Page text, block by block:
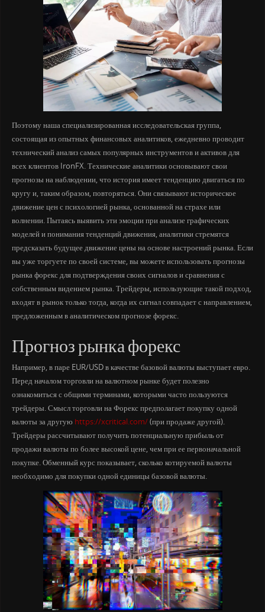
Поэтому наша специализированная исследовательская группа,
состоящая из опытных финансовых аналитиков, ежедневно проводит
технический анализ самых популярных инструментов и активов для
всех клиентов IronFX. Технические аналитики основывают свои
прогнозы на наблюдении, что история имеет тенденцию двигаться по
кругу и, таким образом, повторяться. Они связывают историческое
движение цен с психологией рынка, основанной на страхе или
волнении. Пытаясь выявить эти эмоции при анализе графических
моделей и понимания тенденций движения, аналитики стремятся
предсказать будущее движение цены на основе настроений рынка. Если
вы уже торгуете по своей системе, вы можете использовать прогнозы
рынка форекс для подтверждения своих сигналов и сравнения с
собственным видением рынка. Трейдеры, использующие такой подход,
входят в рынок только тогда, когда их сигнал совпадает с направлением,
предложенным в аналитическом прогнозе форекс.
Прогноз рынка форекс
Например, в паре EUR/USD в качестве базовой валюты выступает евро.
Перед началом торговли на валютном рынке будет полезно
ознакомиться с общими терминами, которыми часто пользуются
трейдеры. Смысл торговли на Форекс предполагает покупку одной
валюты за другую https://xcritical.com/(при продаже другой).
Трейдеры рассчитывают получить потенциальную прибыль от
продажи валюты по более высокой цене, чем при ее первоначальной
покупке. Обменный курс показывает, сколько котируемой валюты
необходимо для покупки одной единицы базовой валюты.